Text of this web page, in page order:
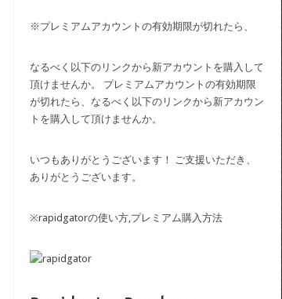
※プレミアムアカウントの有効期限が切れたら、
なるべく以下のリンクから新アカウントを購入して
頂けませんか。 プレミアムアカウントの有効期限
が切れたら、なるべく以下のリンクから新アカウン
トを購入して頂けませんか。
いつもありがとうございます！ ご支援いただき、
ありがとうございます。
※rapidgatorの使い方,プレミアム購入方法